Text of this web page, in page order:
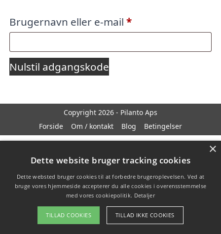
Brugernavn eller e-mail *Påkrævet
Nulstil adgangskode
Copyright 2026 - Pilanto Aps
Forside
Om / kontakt Blog Betingelser
×
Dette website bruger tracking cookies
Dette websted bruger cookies til at forbedre brugeroplevelsen. Ved at
bruge vores hjemmeside accepterer du alle cookies i overensstemmelse
med vores cookiepolitik. Detaljer
TILLAD COOKIES TILLAD IKKE COOKIES